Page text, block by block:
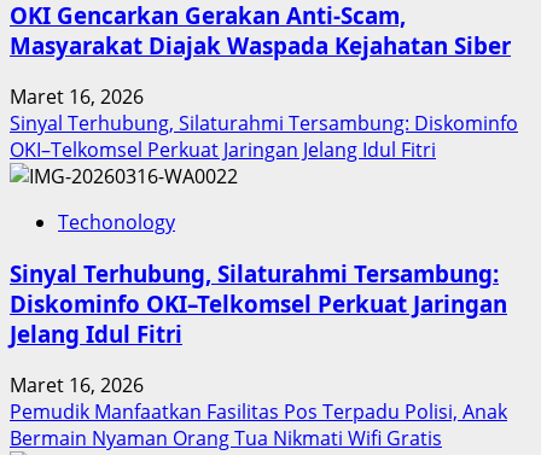
Sumut
Berbuah
Penghargaan
Nasional
OKI Gencarkan Gerakan Anti-Scam,
Masyarakat Diajak Waspada Kejahatan Siber
Maret 16, 2026
Sinyal Terhubung, Silaturahmi Tersambung: Diskominfo
OKI–Telkomsel Perkuat Jaringan Jelang Idul Fitri
Techonology
Sinyal Terhubung, Silaturahmi Tersambung:
Diskominfo OKI–Telkomsel Perkuat Jaringan
Jelang Idul Fitri
Maret 16, 2026
Pemudik Manfaatkan Fasilitas Pos Terpadu Polisi, Anak
Bermain Nyaman Orang Tua Nikmati Wifi Gratis